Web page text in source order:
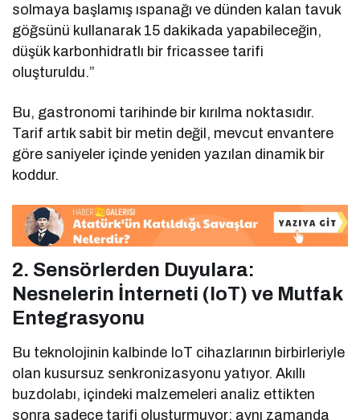
solmaya başlamış ıspanağı ve dünden kalan tavuk
göğsünü kullanarak 15 dakikada yapabileceğin,
düşük karbonhidratlı bir fricassee tarifi
oluşturuldu.”
Bu, gastronomi tarihinde bir kırılma noktasıdır.
Tarif artık sabit bir metin değil, mevcut envantere
göre saniyeler içinde yeniden yazılan dinamik bir
koddur.
2. Sensörlerden Duyulara:
Nesnelerin İnterneti (IoT) ve Mutfak
Entegrasyonu
Bu teknolojinin kalbinde IoT cihazlarının birbirleriyle
olan kusursuz senkronizasyonu yatıyor. Akıllı
buzdolabı, içindeki malzemeleri analiz ettikten
sonra sadece tarifi oluşturmuyor; aynı zamanda